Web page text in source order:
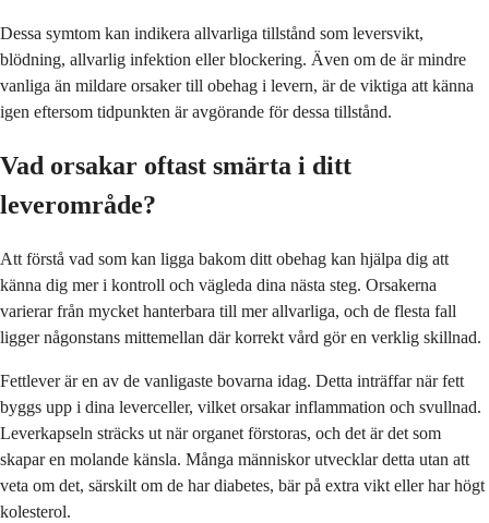
Dessa symtom kan indikera allvarliga tillstånd som leversvikt,
blödning, allvarlig infektion eller blockering. Även om de är mindre
vanliga än mildare orsaker till obehag i levern, är de viktiga att känna
igen eftersom tidpunkten är avgörande för dessa tillstånd.
Vad orsakar oftast smärta i ditt
leverområde?
Att förstå vad som kan ligga bakom ditt obehag kan hjälpa dig att
känna dig mer i kontroll och vägleda dina nästa steg. Orsakerna
varierar från mycket hanterbara till mer allvarliga, och de flesta fall
ligger någonstans mittemellan där korrekt vård gör en verklig skillnad.
Fettlever är en av de vanligaste bovarna idag. Detta inträffar när fett
byggs upp i dina leverceller, vilket orsakar inflammation och svullnad.
Leverkapseln sträcks ut när organet förstoras, och det är det som
skapar en molande känsla. Många människor utvecklar detta utan att
veta om det, särskilt om de har diabetes, bär på extra vikt eller har högt
kolesterol.